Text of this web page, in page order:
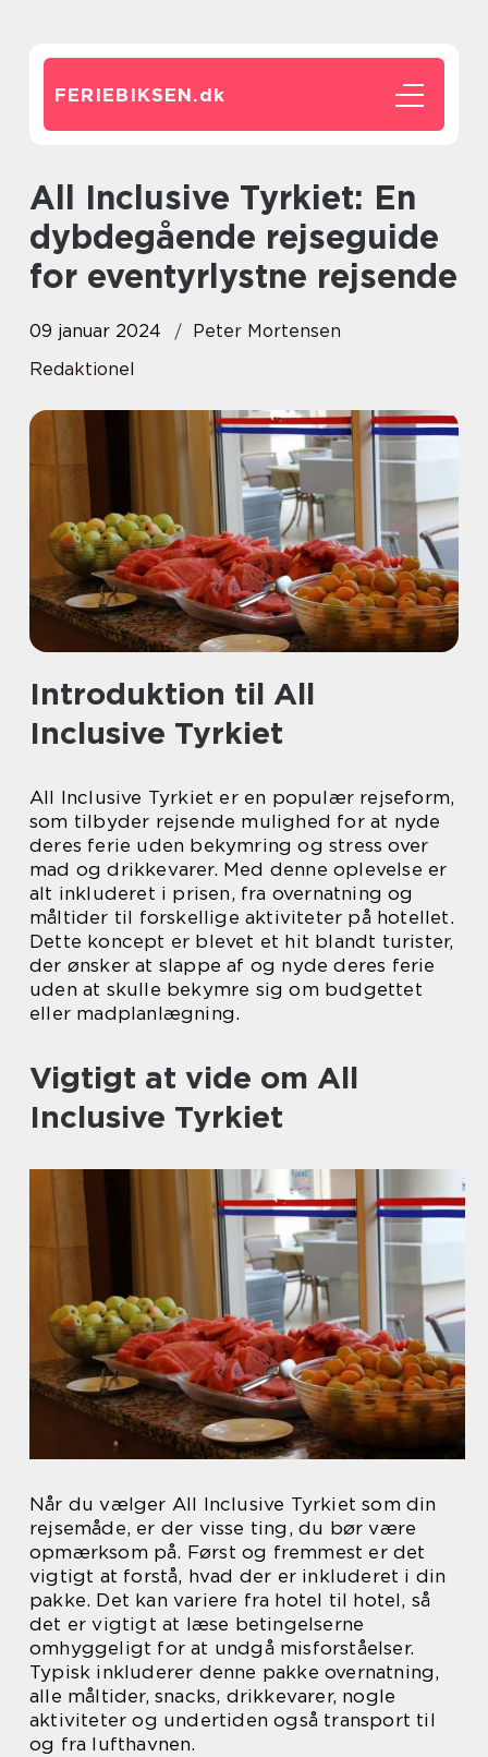
FERIEBIKSEN.dk
All Inclusive Tyrkiet: En
dybdegående rejseguide
for eventyrlystne rejsende
09 januar 2024
Peter Mortensen
Redaktionel
Introduktion til All
Inclusive Tyrkiet
All Inclusive Tyrkiet er en populær rejseform,
som tilbyder rejsende mulighed for at nyde
deres ferie uden bekymring og stress over
mad og drikkevarer. Med denne oplevelse er
alt inkluderet i prisen, fra overnatning og
måltider til forskellige aktiviteter på hotellet.
Dette koncept er blevet et hit blandt turister,
der ønsker at slappe af og nyde deres ferie
uden at skulle bekymre sig om budgettet
eller madplanlægning.
Vigtigt at vide om All
Inclusive Tyrkiet
Når du vælger All Inclusive Tyrkiet som din
rejsemåde, er der visse ting, du bør være
opmærksom på. Først og fremmest er det
vigtigt at forstå, hvad der er inkluderet i din
pakke. Det kan variere fra hotel til hotel, så
det er vigtigt at læse betingelserne
omhyggeligt for at undgå misforståelser.
Typisk inkluderer denne pakke overnatning,
alle måltider, snacks, drikkevarer, nogle
aktiviteter og undertiden også transport til
og fra lufthavnen.